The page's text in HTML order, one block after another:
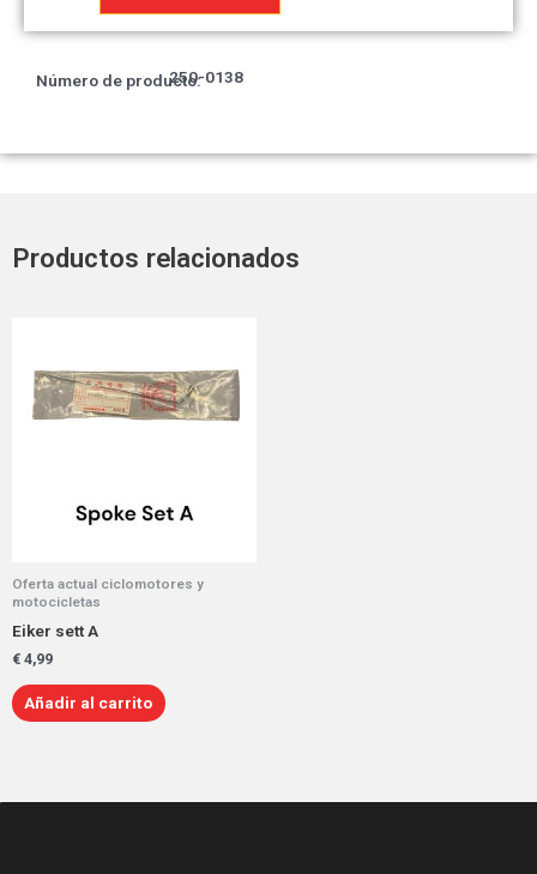
cantidad
Número de producto:250-0138
Productos relacionados
Oferta actual ciclomotores y
motocicletas
Eiker sett A
€ 4,99
Añadir al carrito